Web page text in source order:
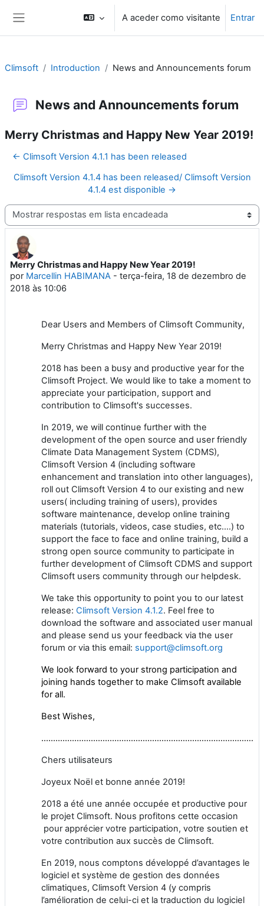
A aceder como visitante Entrar
Climsoft Introduction News and Announcements forum
News and Announcements forum
Merry Christmas and Happy New Year 2019!
← Climsoft Version 4.1.1 has been released
Climsoft Version 4.1.4 has been released/ Climsoft Version
4.1.4 est disponible →
Modo de visualização
Merry Christmas and Happy New Year 2019!
por Marcellin HABIMANA - terça-feira, 18 de dezembro de
2018 às 10:06
Número de respostas: 0
Dear Users and Members of Climsoft Community,
Merry Christmas and Happy New Year 2019!
2018 has been a busy and productive year for the
Climsoft Project. We would like to take a moment to
appreciate your participation, support and
contribution to Climsoft's successes.
In 2019, we will continue further with the
development of the open source and user friendly
Climate Data Management System (CDMS),
Climsoft Version 4 (including software
enhancement and translation into other languages),
roll out Climsoft Version 4 to our existing and new
users( including training of users), provides
software maintenance, develop online training
materials (tutorials, videos, case studies, etc.…) to
support the face to face and online training, build a
strong open source community to participate in
further development of Climsoft CDMS and support
Climsoft users community through our helpdesk.
We take this opportunity to point you to our latest
release: Climsoft Version 4.1.2. Feel free to
download the software and associated user manual
and please send us your feedback via the user
forum or via this email: support@climsoft.org
We look forward to your strong participation and
joining hands together to make Climsoft available
for all.
Best Wishes,
Chers utilisateurs
Joyeux Noël et bonne année 2019!
2018 a été une année occupée et productive pour
le projet Climsoft. Nous profitons cette occasion
pour apprécier votre participation, votre soutien et
votre contribution aux succès de Climsoft.
En 2019, nous comptons développé d’avantages le
logiciel et système de gestion des données
climatiques, Climsoft Version 4 (y compris
l’amélioration de celui-ci et la traduction du logiciel